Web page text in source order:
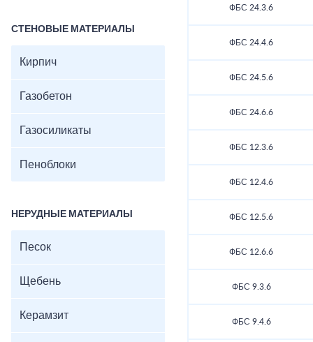
СТЕНОВЫЕ МАТЕРИАЛЫ
Кирпич
Газобетон
Газосиликаты
Пеноблоки
НЕРУДНЫЕ МАТЕРИАЛЫ
Песок
Щебень
Керамзит
ФБС 24.3.6
ФБС 24.4.6
ФБС 24.5.6
ФБС 24.6.6
ФБС 12.3.6
ФБС 12.4.6
ФБС 12.5.6
ФБС 12.6.6
ФБС 9.3.6
ФБС 9.4.6